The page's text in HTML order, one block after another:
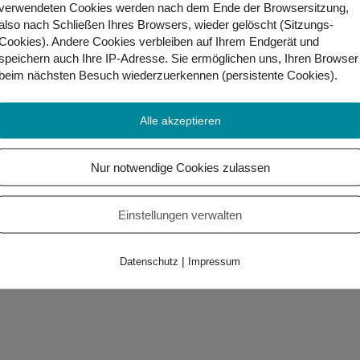
wie sich die Federn auseinander bewegten, und die
alles ganz genau. Nun wusste er, dass jede
Es sah einfach toll aus, wenn Pinki von einem Baum
Pinki setzte zur Landung an, und machte es sich
ihm von den verschiedenen Vögeln, deren Größe
die verschiedensten Flugtechniken, erklärte er ihm.
die nicht fliegen.
Teil der Geschichte von Piko!
Cookies werden nach dem Ende der Browsersitzung,
nach Schließen Ihres Browsers, wieder gelöscht (Sitzungs-
Andere Cookies verbleiben auf Ihrem Endgerät und
auch Ihre IP-Adresse. Sie ermöglichen uns, Ihren Browser
beim nächsten Besuch wiederzuerkennen (persistente Cookies).
Alle akzeptieren
Nur notwendige Cookies zulassen
Einstellungen verwalten
Datenschutz | Impressum